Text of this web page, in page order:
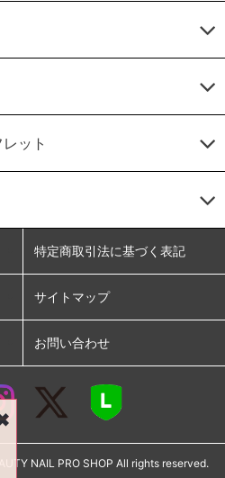
ット
特定商取引法に基づく表記
サイトマップ
お問い合わせ
NAIL PRO SHOP All rights reserved.